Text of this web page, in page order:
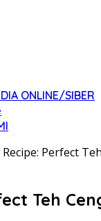
ONLINE/SIBER
Recipe: Perfect
Teh